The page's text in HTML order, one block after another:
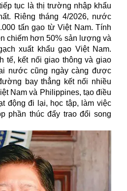
tục là thị trường nhập khẩu
Riêng tháng 4/2026, nước
tấn gạo từ Việt Nam. Tính
chiếm hơn 50% sản lượng và
xuất khẩu gạo Việt Nam.
tế, kết nối giao thông và giao
nước cũng ngày càng được
bay thẳng kết nối nhiều
Nam và Philippines, tạo điều
động đi lại, học tập, làm việc
phần thúc đẩy trao đổi song